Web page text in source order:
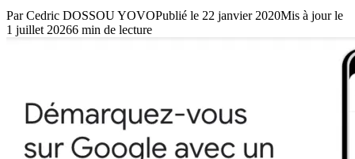
ParCedric DOSSOU YOVOPublié le 22 janvier 2020Mis à jour le
1 juillet 20266 min de lecture